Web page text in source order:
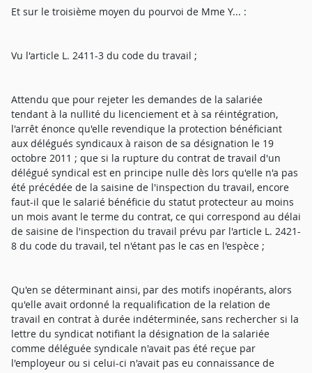
Et sur le troisième moyen du pourvoi de Mme Y... :
Vu l'article L. 2411-3 du code du travail ;
Attendu que pour rejeter les demandes de la salariée
tendant à la nullité du licenciement et à sa réintégration,
l'arrêt énonce qu'elle revendique la protection bénéficiant
aux délégués syndicaux à raison de sa désignation le 19
octobre 2011 ; que si la rupture du contrat de travail d'un
délégué syndical est en principe nulle dès lors qu'elle n'a pas
été précédée de la saisine de l'inspection du travail, encore
faut-il que le salarié bénéficie du statut protecteur au moins
un mois avant le terme du contrat, ce qui correspond au délai
de saisine de l'inspection du travail prévu par l'article L. 2421-
8 du code du travail, tel n'étant pas le cas en l'espèce ;
Qu'en se déterminant ainsi, par des motifs inopérants, alors
qu'elle avait ordonné la requalification de la relation de
travail en contrat à durée indéterminée, sans rechercher si la
lettre du syndicat notifiant la désignation de la salariée
comme déléguée syndicale n'avait pas été reçue par
l'employeur ou si celui-ci n'avait pas eu connaissance de